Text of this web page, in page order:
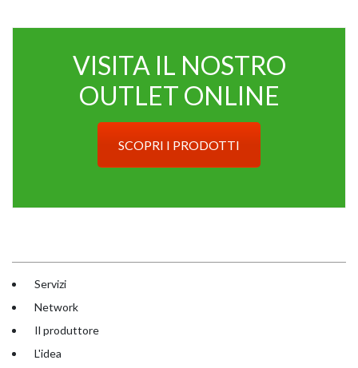
VISITA IL NOSTRO
OUTLET ONLINE
SCOPRI I PRODOTTI
Servizi
Network
Il produttore
L'idea